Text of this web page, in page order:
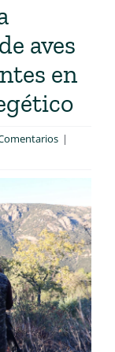
aves
en
|